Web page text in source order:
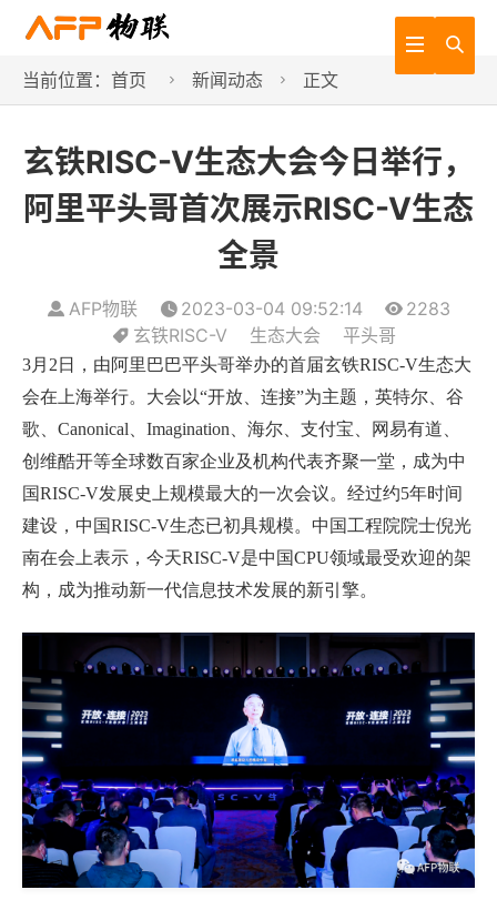


当前位置： 首页  新闻动态  正文
玄铁RISC-V生态大会今日举行，
阿里平头哥首次展示RISC-V生态
全景
AFP物联 2023-03-04 09:52:14
2283
玄铁RISC-V
生态大会 平头哥
3月 2 日，由阿里巴巴平头哥举办的首届玄铁RISC-V生态大
会在上海举行。大会以“开放、连接”为主题，英特尔、谷
歌、 Canonical Imagination 、海尔、支付宝、网易有道、
创维酷开等全球数百家企业及机构代表齐聚一堂，成为中
国RISC-V发展史上规模最大的一次会议。经过约5年时间
建设，中国RISC-V生态已初具规模。中国工程院院士倪光
南在会上表示，今天RISC-V是中国CPU领域最受欢迎的架
构，成为推动新一代信息技术发展的新引擎。